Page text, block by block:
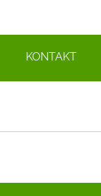
KONTAKT